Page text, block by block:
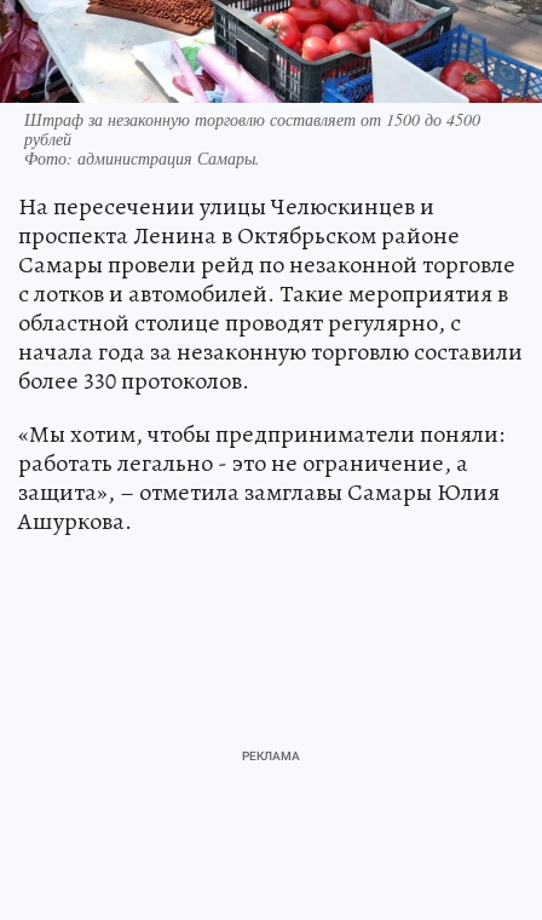
Штраф за незаконную торговлю составляет от 1500 до 4500
рублей
Фото: администрация Самары.
На пересечении улицы Челюскинцев и
проспекта Ленина в Октябрьском районе
Самары провели рейд по незаконной торговле
с лотков и автомобилей. Такие мероприятия в
областной столице проводят регулярно, с
начала года за незаконную торговлю составили
более 330 протоколов.
«Мы хотим, чтобы предприниматели поняли:
работать легально - это не ограничение, а
защита», – отметила замглавы Самары Юлия
Ашуркова.